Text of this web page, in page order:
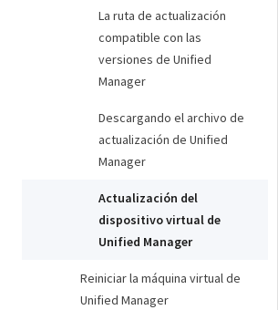
La ruta de actualización
compatible con las
versiones de Unified
Manager
Descargando el archivo de
actualización de Unified
Manager
Actualización del
dispositivo virtual de
Unified Manager
Reiniciar la máquina virtual de
Unified Manager